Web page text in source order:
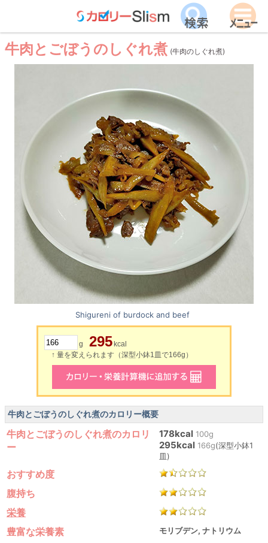
牛肉とごぼうのしぐれ煮 (牛肉のしぐれ煮)
Shigureni of burdock and beef
g 295 kcal
↑ 量を変えられます（深型小鉢1皿で166g）
牛肉とごぼうのしぐれ煮のカロリー概要
牛肉とごぼうのしぐれ煮のカロリ
ー
178kcal 100g
295kcal 166g(深型小鉢1
皿)
おすすめ度
腹持ち
栄養
豊富な栄養素
モリブデン, ナトリウム